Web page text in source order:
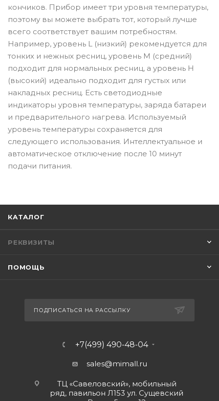
кончиков. Прибор имеет три уровня температуры,
поэтому вы можете выбрать тот, который лучше
всего соответствует вашим потребностям.
Например, уровень L (низкий) рекомендуется для
тонких и нежных ресниц, уровень M (средний)
подходит для нормальных ресниц, а уровень H
(высокий) идеально подходит для густых или
накладных ресниц. Есть светодиодные
индикаторы уровня температуры, заряда батареи
и предварительного нагрева. Используемый
уровень температуры сохраняется для
следующего использования. Интеллектуальное и
автоматическое отключение после 10 минут
подачи питания.
КАТАЛОГ
РЕКВИЗИТЫ
ПОМОЩЬ
ПОДПИСАТЬСЯ НА РАССЫЛКУ
+7(499) 490-48-04
sales@mimall.ru
ТЦ «Савеловский», мобильный
ряд, павильон Л153 ул. Сущевский